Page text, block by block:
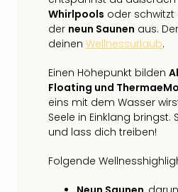
Whirlpools oder schwitzt
der neun Saunen aus.
deinen Wellnessurlaub.
Einen Höhepunkt bilden
Floating und
eins mit dem Wasser
Seele in Einklang bringst.
und lass dich treiben!
Folgende